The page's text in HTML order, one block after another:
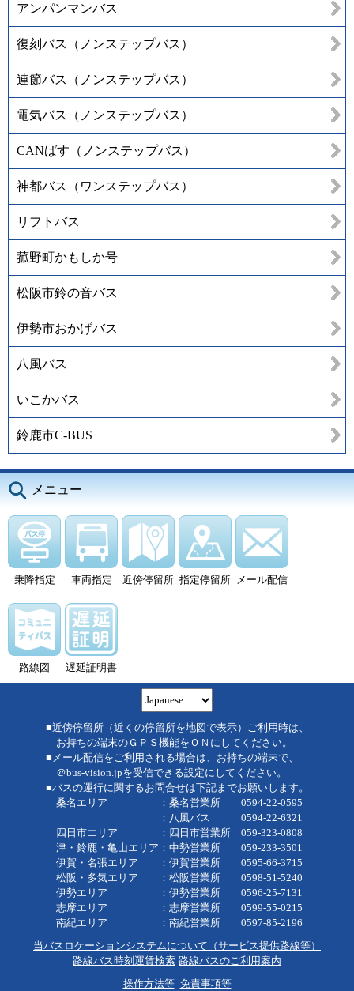
アンパンマンバス
復刻バス（ノンステップバス）
連節バス（ノンステップバス）
電気バス（ノンステップバス）
CANばす（ノンステップバス）
神都バス（ワンステップバス）
リフトバス
菰野町かもしか号
松阪市鈴の音バス
伊勢市おかげバス
八風バス
いこかバス
鈴鹿市C-BUS
メニュー
乗降指定 車両指定 近傍停留所 指定停留所 メール配信
路線図 遅延証明書
■近傍停留所（近くの停留所を地図で表示）ご利用時は、
お持ちの端末のＧＰＳ機能をＯＮにしてください。
■メール配信をご利用される場合は、お持ちの端末で、
＠bus-vision.jpを受信できる設定にしてください。
■バスの運行に関するお問合せは下記までお願いします。
桑名エリア ：桑名営業所 0594-22-0595
：八風バス 0594-22-6321
四日市エリア ：四日市営業所 059-323-0808
津・鈴鹿・亀山エリア：中勢営業所 059-233-3501
伊賀・名張エリア ：伊賀営業所 0595-66-3715
松阪・多気エリア ：松阪営業所 0598-51-5240
伊勢エリア ：伊勢営業所 0596-25-7131
志摩エリア ：志摩営業所 0599-55-0215
南紀エリア ：南紀営業所 0597-85-2196
当バスロケーションシステムについて（サービス提供路線等）
路線バス時刻運賃検索 路線バスのご利用案内
操作方法等 免責事項等